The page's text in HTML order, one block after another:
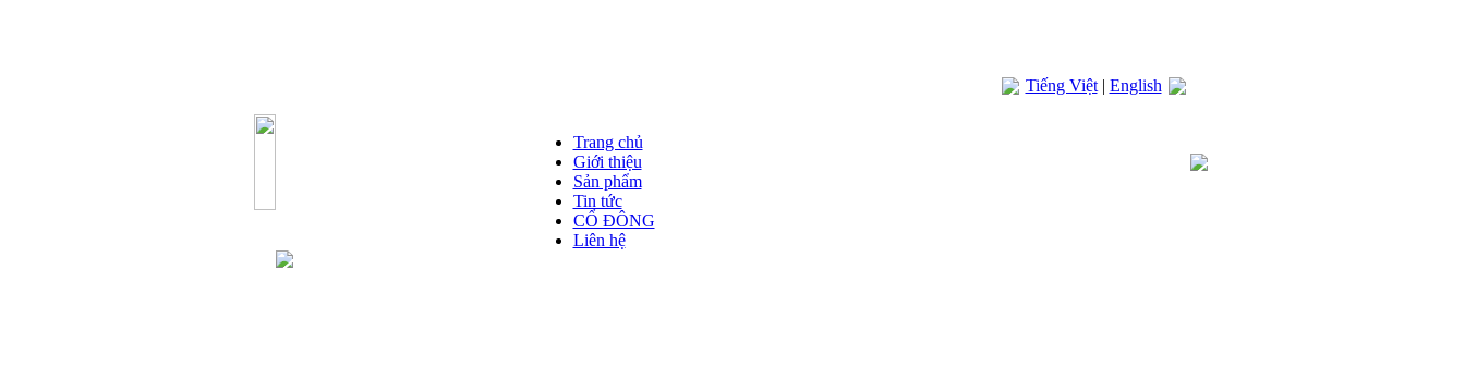
Tiếng Việt| English
Trang chủ
Giới thiệu
Sản phẩm
Tin tức
CỔ ĐÔNG
Liên hệ